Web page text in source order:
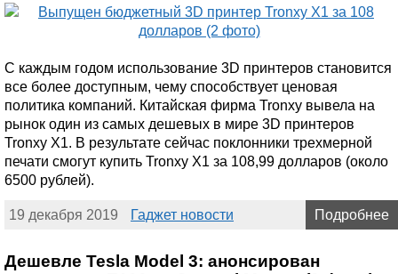
С каждым годом использование 3D принтеров становится
все более доступным, чему способствует ценовая
политика компаний. Китайская фирма Tronxy вывела на
рынок один из самых дешевых в мире 3D принтеров
Tronxy X1. В результате сейчас поклонники трехмерной
печати смогут купить Tronxy X1 за 108,99 долларов (около
6500 рублей).
19 декабря 2019 Гаджет новости Подробнее
Дешевле Tesla Model 3: анонсирован